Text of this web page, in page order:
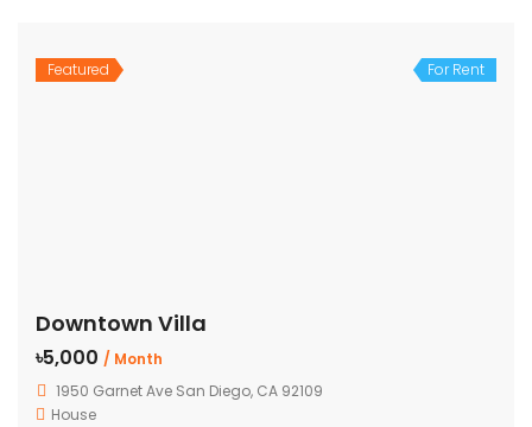
Featured For Rent
Downtown Villa
৳5,000 / Month
1950 Garnet Ave San Diego, CA 92109
House